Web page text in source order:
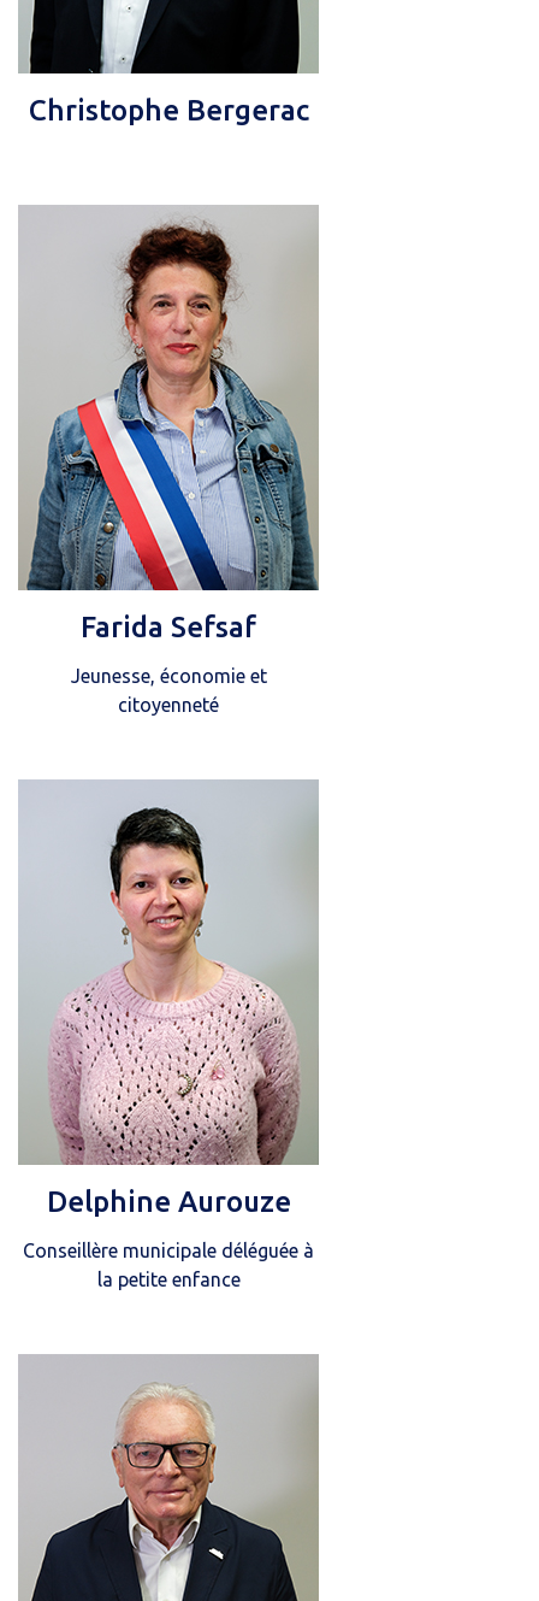
Christophe Bergerac
Farida Sefsaf
Jeunesse, économie et
citoyenneté
Delphine Aurouze
Conseillère municipale déléguée à
la petite enfance